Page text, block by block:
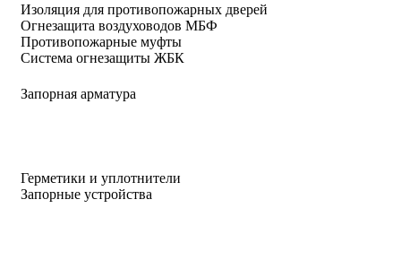
Изоляция для противопожарных дверей
Огнезащита воздуховодов МБФ
Противопожарные муфты
Система огнезащиты ЖБК
Запорная арматура
Герметики и уплотнители
Запорные устройства